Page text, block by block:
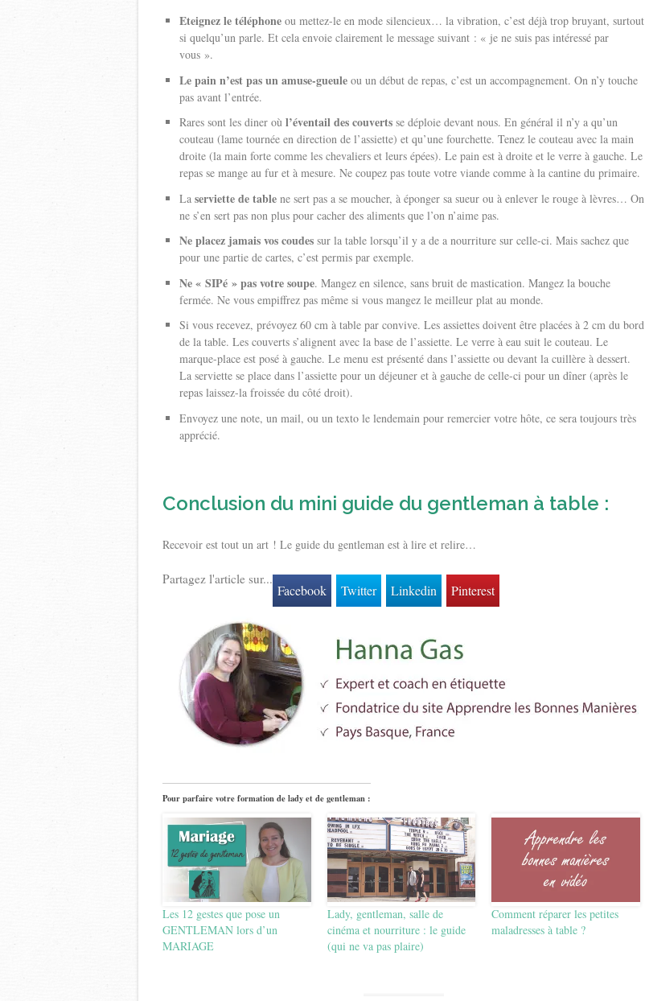
Eteignez le téléphone ou mettez-le en mode silencieux… la vibration, c’est déjà trop bruyant, surtout
si quelqu’un parle. Et cela envoie clairement le message suivant : « je ne suis pas intéressé par
vous ».
Le pain n’est pas un amuse-gueule ou un début de repas, c’est un accompagnement. On n’y touche
pas avant l’entrée.
Rares sont les diner où l’éventail des couverts se déploie devant nous. En général il n’y a qu’un
couteau (lame tournée en direction de l’assiette) et qu’une fourchette. Tenez le couteau avec la main
droite (la main forte comme les chevaliers et leurs épées). Le pain est à droite et le verre à gauche. Le
repas se mange au fur et à mesure. Ne coupez pas toute votre viande comme à la cantine du primaire.
La serviette de table ne sert pas a se moucher, à éponger sa sueur ou à enlever le rouge à lèvres… On
ne s’en sert pas non plus pour cacher des aliments que l’on n’aime pas.
Ne placez jamais vos coudes sur la table lorsqu’il y a de a nourriture sur celle-ci. Mais sachez que
pour une partie de cartes, c’est permis par exemple.
Ne « SIPé » pas votre soupe. Mangez en silence, sans bruit de mastication. Mangez la bouche
fermée. Ne vous empiffrez pas même si vous mangez le meilleur plat au monde.
Si vous recevez, prévoyez 60 cm à table par convive. Les assiettes doivent être placées à 2 cm du bord
de la table. Les couverts s’alignent avec la base de l’assiette. Le verre à eau suit le couteau. Le
marque-place est posé à gauche. Le menu est présenté dans l’assiette ou devant la cuillère à dessert.
La serviette se place dans l’assiette pour un déjeuner et à gauche de celle-ci pour un dîner (après le
repas laissez-la froissée du côté droit).
Envoyez une note, un mail, ou un texto le lendemain pour remercier votre hôte, ce sera toujours très
apprécié.
Conclusion du mini guide du gentleman à table :
Recevoir est tout un art ! Le guide du gentleman est à lire et relire…
Partagez l'article sur...
Facebook Twitter Linkedin Pinterest
Pour parfaire votre formation de lady et de gentleman :
Les 12 gestes que pose un
GENTLEMAN lors d’un
MARIAGE
Lady, gentleman, salle de
cinéma et nourriture : le guide
(qui ne va pas plaire)
Comment réparer les petites
maladresses à table ?